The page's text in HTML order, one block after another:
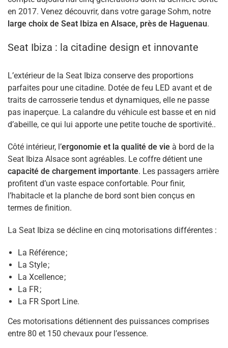
Km - Km
Prix
Année
-
Carburant
Diesel
Essence (7)
Automatique (2)
en 2017. Venez découvrir, dans votre garage Sohm, notre
large choix de Seat Ibiza en Alsace, près de Haguenau.
Seat Ibiza : la citadine design et innovante
L’extérieur de la Seat Ibiza conserve des proportions
parfaites pour une citadine. Dotée de feu LED avant et de
traits de carrosserie tendus et dynamiques, elle ne passe
pas inaperçue. La calandre du véhicule est basse et en nid
d’abeille, ce qui lui apporte une petite touche de sportivité..
Côté intérieur, l’ergonomie et la qualité de vie à bord de la
Seat Ibiza Alsace sont agréables. Le coffre détient une
capacité de chargement importante. Les passagers arrière
profitent d’un vaste espace confortable. Pour finir,
l’habitacle et la planche de bord sont bien conçus en
termes de finition.
La Seat Ibiza se décline en cinq motorisations différentes :
La Référence ;
La Style ;
La Xcellence ;
La FR ;
La FR Sport Line.
Ces motorisations détiennent des puissances comprises
entre 80 et 150 chevaux pour l’essence.